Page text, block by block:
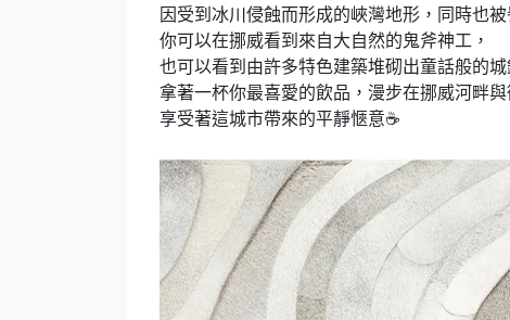
因受到冰川侵蝕而形成的峽灣地形，同時也
你可以在挪威看到來自大自然的鬼斧神工，
也可以看到由許多特色建築堆砌出童話般的城
拿著一杯你最喜愛的飲品，漫步在挪威河畔
享受著這城市帶來的平靜愜意☕